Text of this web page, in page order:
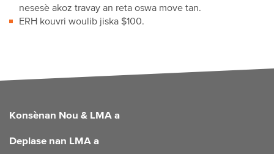
nesesè akoz travay an reta oswa move tan.
ERH kouvri woulib jiska $100.
FOOTER
Konsènan Nou & LMA a
Deplase nan LMA a